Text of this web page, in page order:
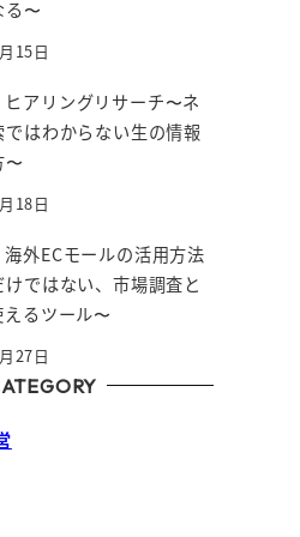
る〜
15日
アリングリサーチ〜ネ
ではわからない生の情報
〜
18日
外ECモールの活用方法
けではない、市場調査と
えるツール〜
27日